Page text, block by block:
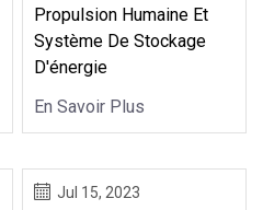
Propulsion Humaine Et
Système De Stockage
D'énergie
En Savoir Plus
Jul 15, 2023